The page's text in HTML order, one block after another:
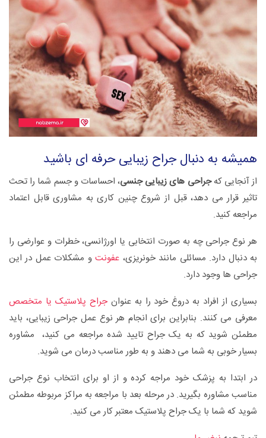
همیشه به دنبال جراح زیبایی حرفه ای باشید
از آنجایی کهجراحی های زیبایی جنسی، احساسات و جسم شما را تحث
تاثیر قرار می دهد، قبل از شروع چنین کاری به مشاوری قابل اعتماد
مراجعه کنید.
هر نوع جراحی چه به صورت انتخابی یا اورژانسی، خطرات و عوارضی را
به دنبال دارد. مسائلی مانند خونریزی، عفونتو مشکلات عمل در این
جراحی ها وجود دارد.
بسیاری از افراد به دروغ خود را به عنوانجراح پلاستیک یا متخصص
معرفی می کنند. بنابراین برای انجام هر نوع عمل جراحی زیبایی، باید
مطمئن شوید که به یک جراح تایید شده مراجعه می کنید، مشاوره
بسیار خوبی به شما می دهند و به طور مناسب درمان می شوید.
در ابتدا به پزشک خود مراجه کرده و از او برای انتخاب نوع جراحی
مناسب مشاوره بگیرید. در مرحله بعد با مراجعه به مراکز مربوطه مطمئن
شوید که شما با یک جراح پلاستیک معتبر کار می کنید.